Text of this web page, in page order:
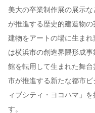
美大の卒業制作展の展示
が推進する歴史的建造物
建物をアートの場に生ま
は横浜市の創造界隈形成
館を転用して生まれた舞
市が推進する新たな都市
ィブシティ・ヨコハマ」
す。